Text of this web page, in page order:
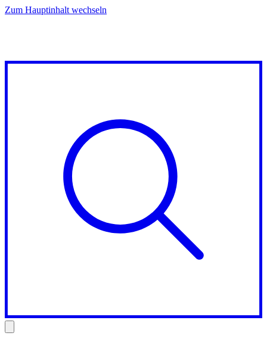
Zum Hauptinhalt wechseln